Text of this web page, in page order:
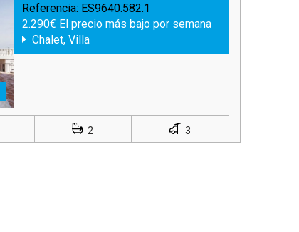
Referencia: ES9640.582.1
2.290€ El precio más bajo por semana
Chalet, Villa
2 3